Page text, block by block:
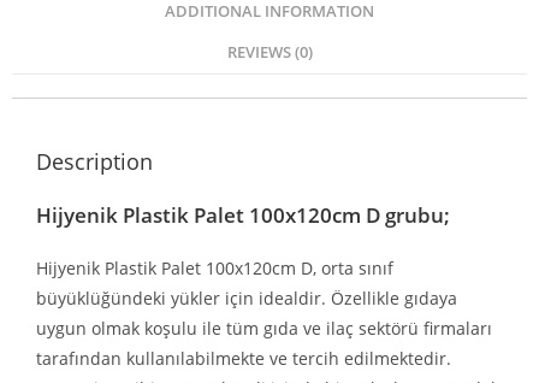
ADDITIONAL INFORMATION
REVIEWS (0)
Description
Hijyenik Plastik Palet 100x120cm D grubu;
Hijyenik Plastik Palet 100x120cm D, orta sınıf
büyüklüğündeki yükler için idealdir. Özellikle gıdaya
uygun olmak koşulu ile tüm gıda ve ilaç sektörü firmaları
tarafından kullanılabilmekte ve tercih edilmektedir.